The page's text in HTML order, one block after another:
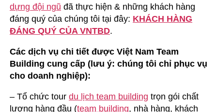
dựng đội ngũ đã thực hiện & những khách hàng
đáng quý của chúng tôi tại đây: KHÁCH HÀNG
ĐÁNG QUÝ CỦA VNTBD.
Các dịch vụ chi tiết được Việt Nam Team
Building cung cấp (lưu ý: chúng tôi chỉ phục vụ
cho doanh nghiệp):
– Tổ chức tour du lịch team building trọn gói chất
lượng hàng đầu (team building, nhà hàng, khách